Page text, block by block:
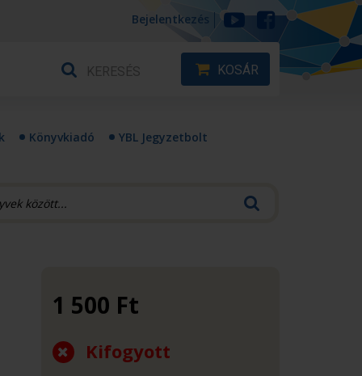
Bejelentkezés
KOSÁR
Könyvkiadó YBL Jegyzetbolt
1 500 Ft
Kifogyott